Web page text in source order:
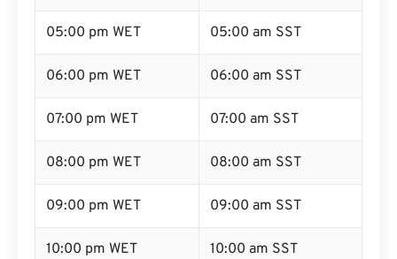
05:00 pm WET 05:00 am SST
06:00 pm WET 06:00 am SST
07:00 pm WET 07:00 am SST
08:00 pm WET 08:00 am SST
09:00 pm WET 09:00 am SST
10:00 pm WET 10:00 am SST